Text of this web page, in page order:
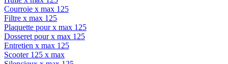
Courroie x max 125
Filtre x max 125
Plaquette pour x max 125
Dosseret pour x max 125
Entretien x max 125
Scooter 125 x max